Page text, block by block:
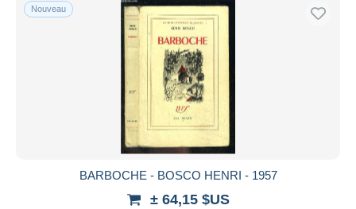
Nouveau
BARBOCHE - BOSCO HENRI - 1957
± 64,15 $US